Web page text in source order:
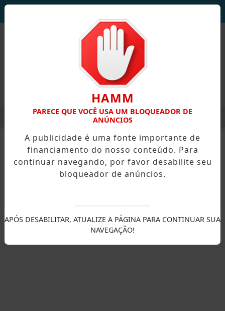
AVANÇA E ALCANÇA MELHOR RESULTADO NO IDEB DOS
EM ALTA
MENU
HAMM
PARECE QUE VOCÊ USA UM BLOQUEADOR DE
ANÚNCIOS
A publicidade é uma fonte importante de
financiamento do nosso conteúdo. Para
continuar navegando, por favor desabilite seu
bloqueador de anúncios.
APÓS DESABILITAR, ATUALIZE A PÁGINA PARA CONTINUAR SUA
NAVEGAÇÃO!